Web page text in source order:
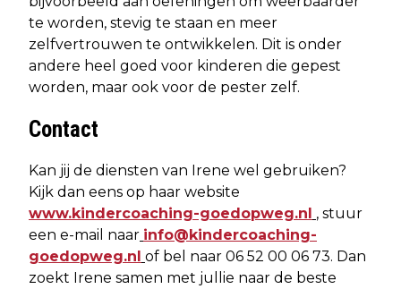
te worden, stevig te staan en meer
zelfvertrouwen te ontwikkelen. Dit is onder
andere heel goed voor kinderen die gepest
worden, maar ook voor de pester zelf.
Contact
Kan jij de diensten van Irene wel gebruiken?
Kijk dan eens op haar website
www.kindercoaching-goedopweg.nl , stuur
een e-mail naar info@kindercoaching-
goedopweg.nl of bel naar 06 52 00 06 73. Dan
zoekt Irene samen met jullie naar de beste